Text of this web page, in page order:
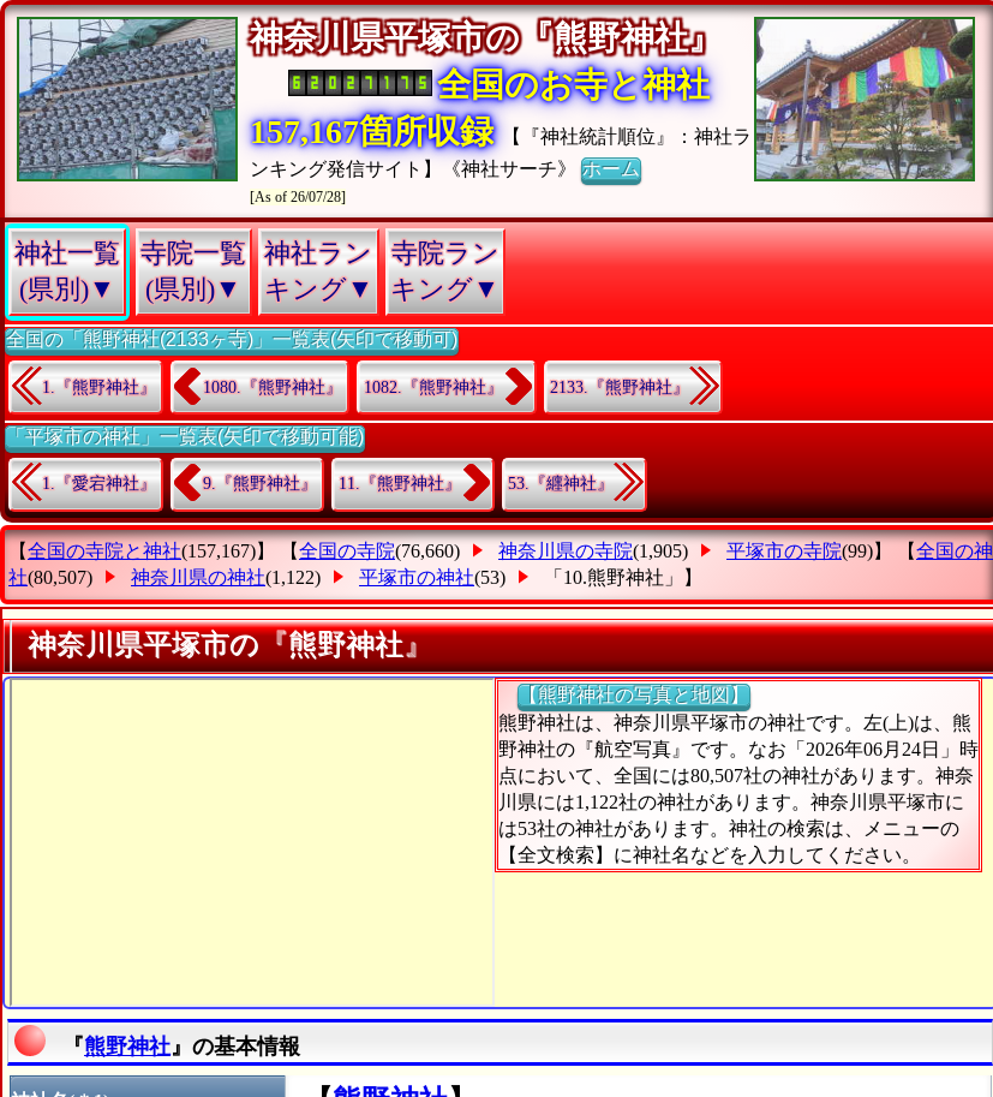
神奈川県平塚市の『熊野神社』
全国のお寺と神社
157,167箇所収録
【『神社統計順位』：神社ラ
ンキング発信サイト】《神社サーチ》ホーム
[As of 26/07/28]
神社一覧
(県別)▼
寺院一覧
(県別)▼
神社ラン
キング▼
寺院ラン
キング▼
全国の「熊野神社(2133ヶ寺)」一覧表(矢印で移動可)
1.『熊野神社』 1080.『熊野神社』 1082.『熊野神社』 2133.『熊野神社』
「平塚市の神社」一覧表(矢印で移動可能)
1.『愛宕神社』 9.『熊野神社』 11.『熊野神社』 53.『纒神社』
【全国の寺院と神社(157,167)】 【全国の寺院(76,660) 神奈川県の寺院(1,905) 平塚市の寺院(99)】 【全国の神
社(80,507) 神奈川県の神社(1,122) 平塚市の神社(53) 「10.熊野神社」 】
神奈川県平塚市の『熊野神社』
【熊野神社の写真と地図】
熊野神社は、神奈川県平塚市の神社です。左(上)は、熊
野神社の『航空写真』です。なお「2026年06月24日」時
点において、全国には80,507社の神社があります。神奈
川県には1,122社の神社があります。神奈川県平塚市に
は53社の神社があります。神社の検索は、メニューの
【全文検索】に神社名などを入力してください。
『熊野神社 』の基本情報